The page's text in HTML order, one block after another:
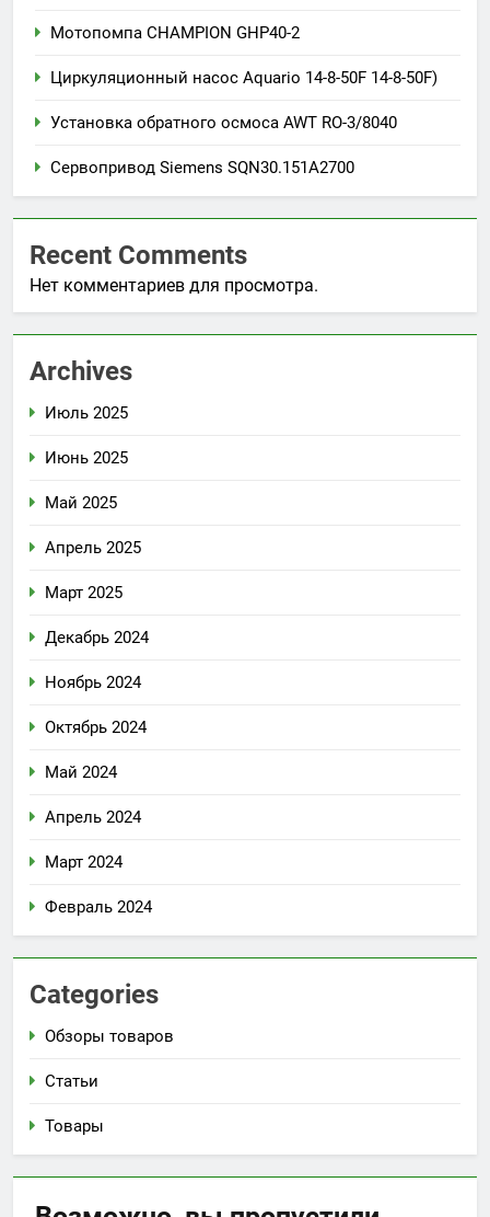
Мотопомпа CHAMPION GHP40-2
Циркуляционный насос Aquario 14-8-50F 14-8-50F)
Установка обратного осмоса AWT RO-3/8040
Сервопривод Siemens SQN30.151A2700
Recent Comments
Нет комментариев для просмотра.
Archives
Июль 2025
Июнь 2025
Май 2025
Апрель 2025
Март 2025
Декабрь 2024
Ноябрь 2024
Октябрь 2024
Май 2024
Апрель 2024
Март 2024
Февраль 2024
Categories
Обзоры товаров
Статьи
Товары